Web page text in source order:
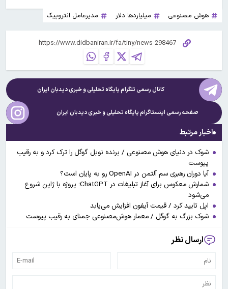
هوش مصنوعی میلیاردها دلار مدیرعامل انتروپیک
کانال رسمی تلگرام پایگاه تحلیلی و خبریدیدبان ایران
صفحه رسمی اینستاگرام پایگاه تحلیلی و خبریدیدبان ایران
اخبار مرتبط
شوک در دنیای هوش مصنوعی / برنده نوبل گوگل را ترک کرد و به رقیب
پیوست
آیا دوران رهبری سم آلتمن در OpenAI رو به پایان است؟
شمارش معکوس برای آغاز تبلیغات در ChatGPT؛ پروژه با ژاپن شروع
می‌شود
اپل تایید کرد / قیمت آیفون افزایش می‌یابد
شوک بزرگ به گوگل / معمار هوش‌مصنوعی جمنای به رقیب پیوست
ارسال نظر